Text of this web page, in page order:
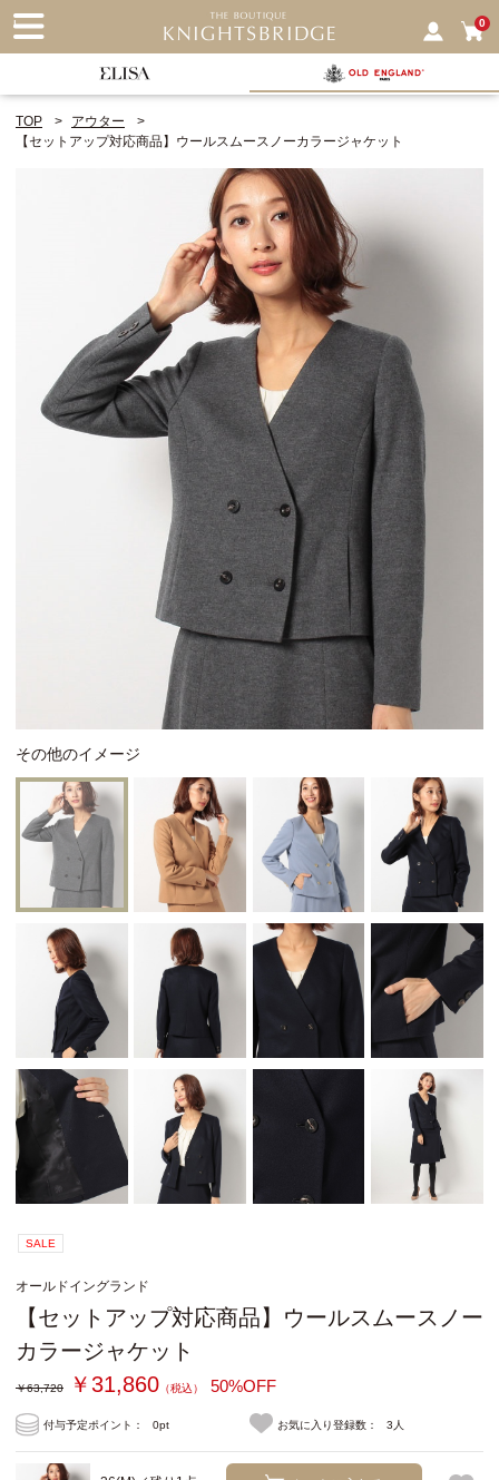
0
TOP
アウター
【セットアップ対応商品】ウールスムースノーカラージャケット
その他のイメージ
SALE
オールドイングランド
【セットアップ対応商品】ウールスムースノー
カラージャケット
￥63,720 ￥31,860 （税込） 50%OFF
付与予定ポイント： 0pt お気に入り登録数： 3人